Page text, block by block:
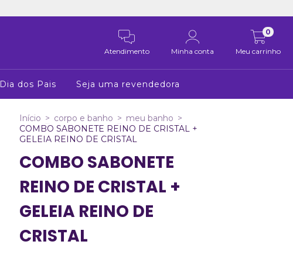
Atendimento Minha conta Meu carrinho
0
Dia dos Pais Seja uma revendedora
Início > corpo e banho > meu banho >
COMBO SABONETE REINO DE CRISTAL +
GELEIA REINO DE CRISTAL
COMBO SABONETE
REINO DE CRISTAL +
GELEIA REINO DE
CRISTAL